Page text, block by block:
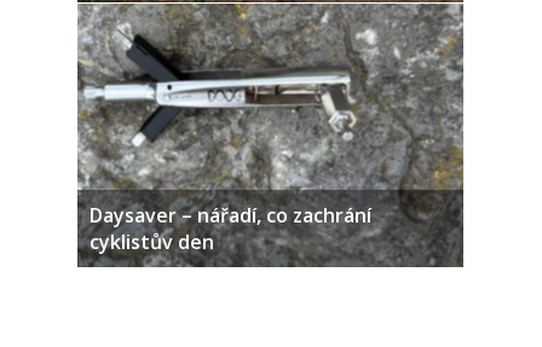
Daysaver – nářadí, co zachrání
cyklistův den